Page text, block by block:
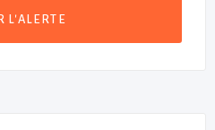
L'ALERTE